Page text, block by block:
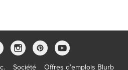
Société Offres d’emplois Blurb